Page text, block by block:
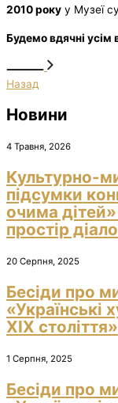
2010 року у Музеї
Будемо вдячні усім
Назад
Новини
4 Травня, 2026
Культурно-
підсумки
очима
простір
20 Серпня, 2025
Бесіди про
«Українські
ХІХ століття»
1 Серпня, 2025
Бесіди про